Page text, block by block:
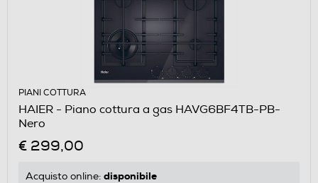
PIANI COTTURA
HAIER - Piano cottura a gas HAVG6BF4TB-PB-
Nero
€ 299,00
Acquisto online: disponibile